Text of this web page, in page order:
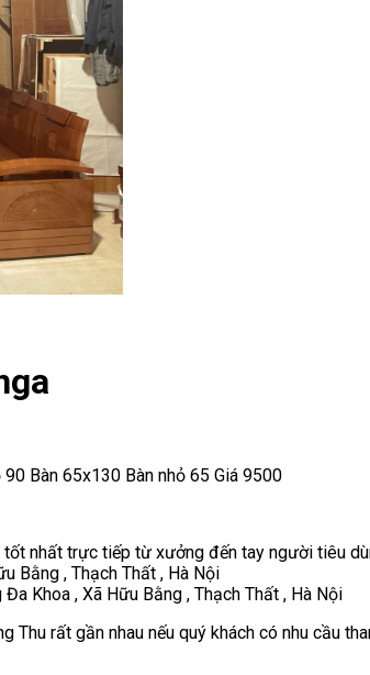
Bàn 65x130 Bàn nhỏ 65 Giá 9500
nhất trực tiếp từ xưởng đến tay người tiêu
Bằng , Thạch Thất , Hà Nội
Khoa , Xã Hữu Bằng , Thạch Thất , Hà Nội
Thu rất gần nhau nếu quý khách có nhu cầu